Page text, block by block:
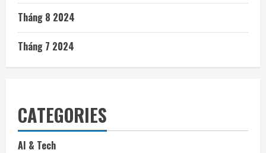
Tháng 8 2024
Tháng 7 2024
CATEGORIES
AI & Tech